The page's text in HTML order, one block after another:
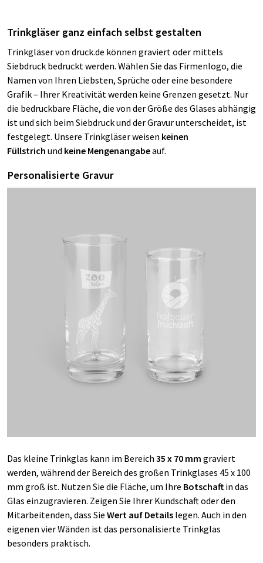
Trinkgläser ganz einfach selbst gestalten
Trinkgläser von druck.de können graviert oder mittels
Siebdruck bedruckt werden. Wählen Sie das Firmenlogo, die
Namen von Ihren Liebsten, Sprüche oder eine besondere
Grafik – Ihrer Kreativität werden keine Grenzen gesetzt. Nur
die bedruckbare Fläche, die von der Größe des Glases abhängig
ist und sich beim Siebdruck und der Gravur unterscheidet, ist
festgelegt. Unsere Trinkgläser weisen keinen
Füllstrich und keine Mengenangabeauf.
Personalisierte Gravur
Das kleine Trinkglas kann im Bereich 35 x 70 mm graviert
werden, während der Bereich des großen Trinkglases 45 x 100
mm groß ist. Nutzen Sie die Fläche, um Ihre Botschaft in das
Glas einzugravieren. Zeigen Sie Ihrer Kundschaft oder den
Mitarbeitenden, dass Sie Wert auf Details legen. Auch in den
eigenen vier Wänden ist das personalisierte Trinkglas
besonders praktisch.